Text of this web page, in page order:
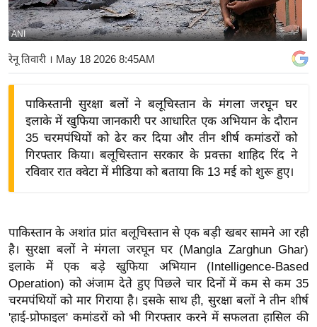
बि
ज़
ने
स
द्यो
शे
ष
ज्ञ
रा
य
ब
ANI
रेनू तिवारी । May 18 2026 8:45AM
पाकिस्तानी सुरक्षा बलों ने बलूचिस्तान के मंगला जरघून घर
इलाके में खुफिया जानकारी पर आधारित एक अभियान के दौरान
35 चरमपंथियों को ढेर कर दिया और तीन शीर्ष कमांडरों को
गिरफ्तार किया। बलूचिस्तान सरकार के प्रवक्ता शाहिद रिंद ने
रविवार रात क्वेटा में मीडिया को बताया कि 13 मई को शुरू हुए।
पाकिस्तान के अशांत प्रांत बलूचिस्तान से एक बड़ी खबर सामने आ रही
है। सुरक्षा बलों ने मंगला जरघून घर (Mangla Zarghun Ghar)
इलाके में एक बड़े खुफिया अभियान (Intelligence-Based
Operation) को अंजाम देते हुए पिछले चार दिनों में कम से कम 35
चरमपंथियों को मार गिराया है। इसके साथ ही, सुरक्षा बलों ने तीन शीर्ष
'हाई-प्रोफाइल' कमांडरों को भी गिरफ्तार करने में सफलता हासिल की